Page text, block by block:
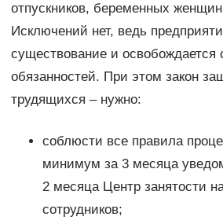
отпускников, беременных
Исключений нет, ведь
существование и освобождается
обязанностей. При этом закон
трудящихся – нужно:
соблюсти все правила
минимум за 3 месяца
2 месяца Центр занятости
сотрудников;